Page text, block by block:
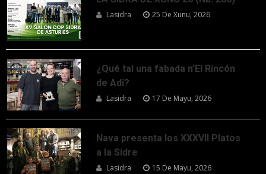
Lasidra 25 De Xunu, 2026
¿Qué tal una fabada n’El Rincón
de Adi?
Lasidra 17 De Mayu, 2026
Nava presenta los XXXVII Platos
a la Sidre
Lasidra 15 De Mayu, 2026